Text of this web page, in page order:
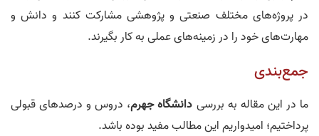
در پروژه‌های مختلف صنعتی و پژوهشی مشارکت کنند و دانش و
مهارت‌های خود را در زمینه‌های عملی به کار بگیرند.
جمع‌بندی
ما در این مقاله به بررسی دانشگاه جهرم، دروس و درصدهای قبولی
پرداختیم؛ امیدواریم این مطالب مفید بوده باشد.